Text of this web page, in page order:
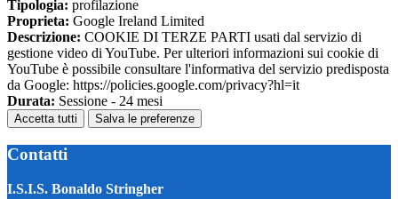
Tipologia: profilazione
Proprieta: Google Ireland Limited
Descrizione: COOKIE DI TERZE PARTI usati dal servizio di
gestione video di YouTube. Per ulteriori informazioni sui cookie di
YouTube è possibile consultare l'informativa del servizio predisposta
da Google: https://policies.google.com/privacy?hl=it
Durata: Sessione - 24 mesi
Accetta tutti Salva le preferenze
Contatti
I.S.I.S. Bonaldo Stringher